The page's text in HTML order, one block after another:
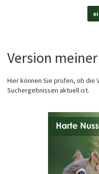
Version
Hier können Sie prüfen, ob die
Suchergebnissen aktuell ist.